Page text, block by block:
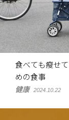
食べても瘦せ
めの食事
健康 2024.10.22